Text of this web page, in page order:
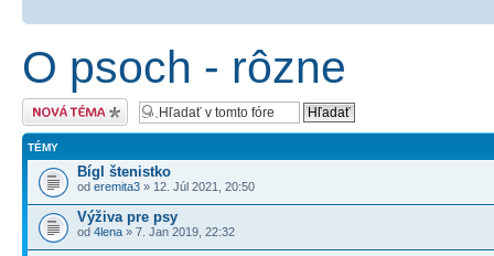
O psoch - rôzne
Odoslať novú tému
TÉMY
Bígl štenistko
od eremita3 » 12. Júl 2021, 20:50
Výživa pre psy
od 4lena » 7. Jan 2019, 22:32